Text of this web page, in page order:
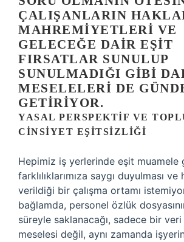
ÇALIŞANLARIN
MAHREMIYETLERI VE
GELECEĞE DAIR EŞIT
FIRSATLAR SUNULUP
SUNULMADIĞI GIBI
MESELELERI DE
GETIRIYOR.
YASAL PERSPEKTIF VE
CINSIYET EŞITSIZLIĞI
Hepimiz iş yerlerinde eşit muamele
farklılıklarımıza saygı duyulması ve
verildiği bir çalışma ortamı
bağlamda, personel özlük
süreyle saklanacağı, sadece bir
meselesi değil, aynı zamanda